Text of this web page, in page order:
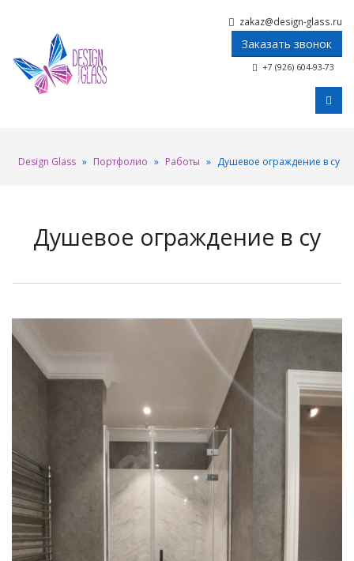
zakaz@design-glass.ru
Заказать звонок
+7 (926) 604-93-73
Design Glass » Портфолио » Работы » Душевое ограждение в су
Душевое ограждение в су